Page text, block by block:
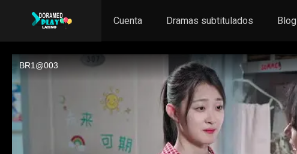
Cuenta Dramas subtitulados Blog